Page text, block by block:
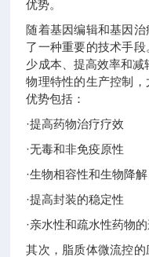
优势。
随着基因编辑和基因
了一种重要的技术手
少成本、提高效率和
物理特性的生产控制，
优势包括：
·提高药物治疗疗效
·无毒和非免疫原性
·生物相容性和生物降解
·提高封装的稳定性
·亲水性和疏水性药物
其次，脂质体微流控